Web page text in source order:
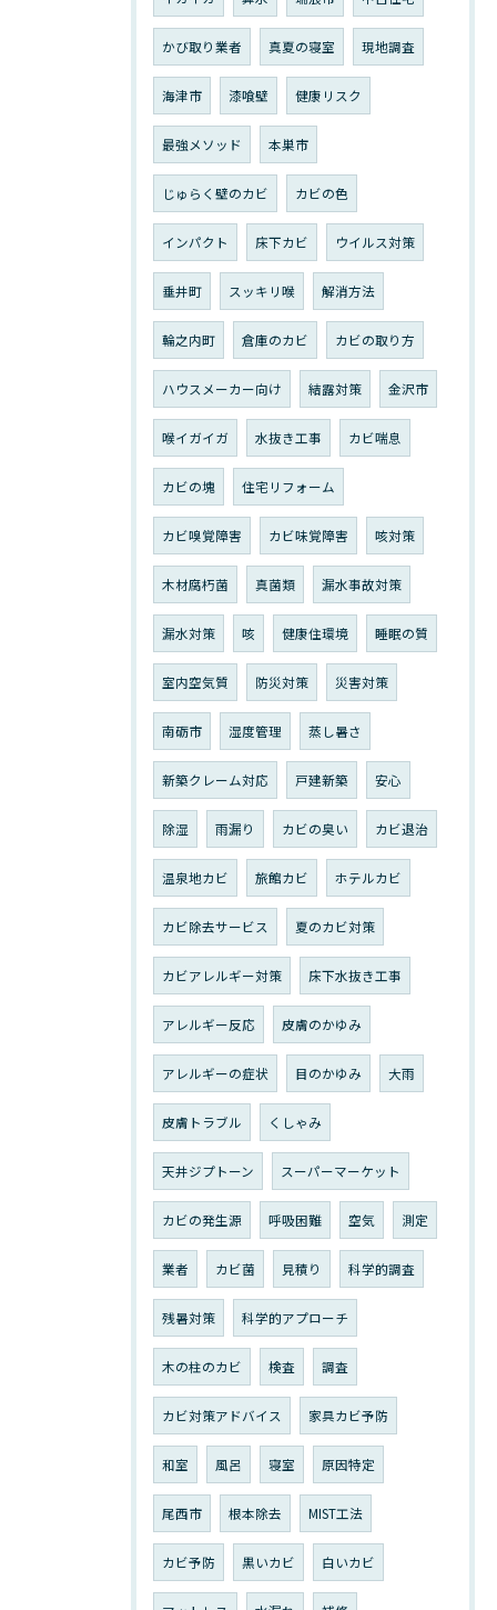
かび取り業者 真夏の寝室 現地調査
海津市 漆喰壁 健康リスク
最強メソッド 本巣市
じゅらく壁のカビ カビの色
インパクト 床下カビ ウイルス対策
垂井町 スッキリ喉 解消方法
輪之内町 倉庫のカビ カビの取り方
ハウスメーカー向け 結露対策 金沢市
喉イガイガ 水抜き工事 カビ喘息
カビの塊 住宅リフォーム
カビ嗅覚障害 カビ味覚障害 咳対策
木材腐朽菌 真菌類 漏水事故対策
漏水対策 咳 健康住環境 睡眠の質
室内空気質 防災対策 災害対策
南砺市 湿度管理 蒸し暑さ
新築クレーム対応 戸建新築 安心
除湿 雨漏り カビの臭い カビ退治
温泉地カビ 旅館カビ ホテルカビ
カビ除去サービス 夏のカビ対策
カビアレルギー対策 床下水抜き工事
アレルギー反応 皮膚のかゆみ
アレルギーの症状 目のかゆみ 大雨
皮膚トラブル くしゃみ
天井ジプトーン スーパーマーケット
カビの発生源 呼吸困難 空気 測定
業者 カビ菌 見積り 科学的調査
残暑対策 科学的アプローチ
木の柱のカビ 検査 調査
カビ対策アドバイス 家具カビ予防
和室 風呂 寝室 原因特定
尾西市 根本除去 MIST工法
カビ予防 黒いカビ 白いカビ